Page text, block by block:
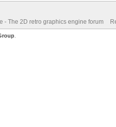
- The 2D retro graphics engine forum